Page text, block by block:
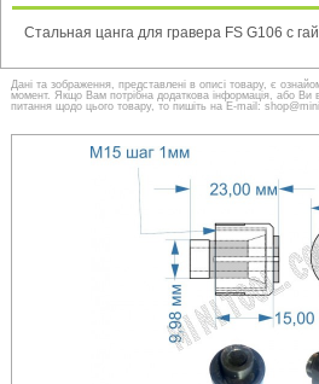
Стальная цанга для гравера FS G106 с
Дані та зображення, представлені в описі товару, є
момент. Якщо Вам потрібна додаткова інформація, або Ви
питання щодо цього товару, то пишіть на E-mail: